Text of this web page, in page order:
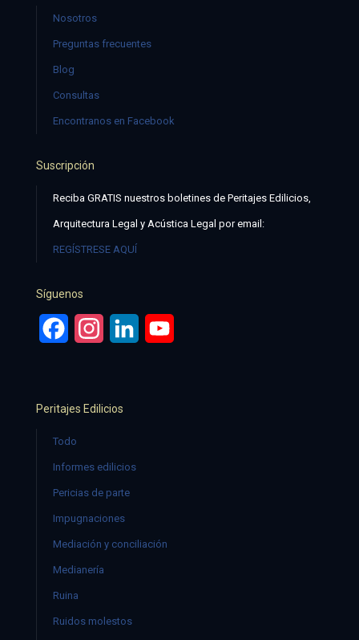
Nosotros
Preguntas frecuentes
Blog
Consultas
Encontranos en Facebook
Suscripción
Reciba GRATIS nuestros boletines de Peritajes Edilicios,
Arquitectura Legal y Acústica Legal por email:
REGÍSTRESE AQUÍ
Síguenos
FacebookInstagramLinkedIn
Peritajes Edilicios
Todo
Informes edilicios
Pericias de parte
Impugnaciones
Mediación y conciliación
Medianería
Ruina
Ruidos molestos